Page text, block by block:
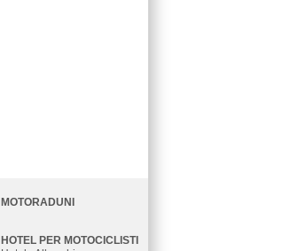
MOTORADUNI
HOTEL PER MOTOCICLISTI